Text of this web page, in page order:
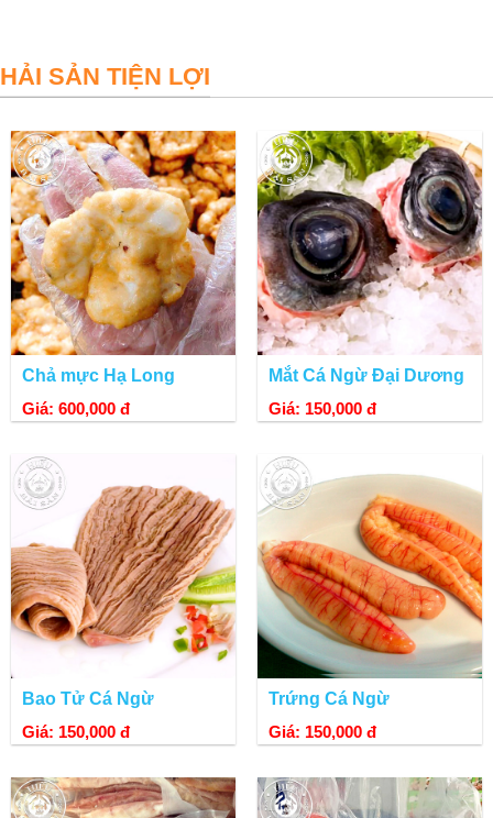
HẢI SẢN TIỆN LỢI
Chả mực Hạ Long
Giá: 600,000 đ
Mắt Cá Ngừ Đại Dương
Giá: 150,000 đ
Bao Tử Cá Ngừ
Giá: 150,000 đ
Trứng Cá Ngừ
Giá: 150,000 đ